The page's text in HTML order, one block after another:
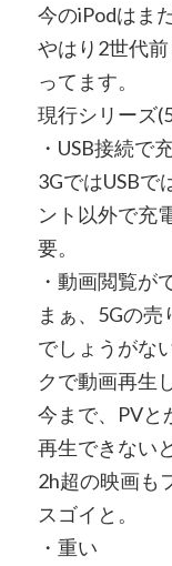
今のiPodはま
やはり2世代
ってます。
現行シリーズ
・USB接続で
3GではUSBで
ント以外で充
要。
・動画閲覧が
まぁ、5Gの
でしょうがな
クで動画再生
今まで、PVと
再生できない
2h超の映画も
スゴイと。
・重い